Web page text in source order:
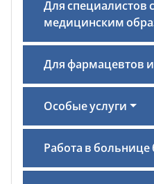
Для специалистов
медицинским
Для фармацевтов
Особые услуги
Работа в больнице